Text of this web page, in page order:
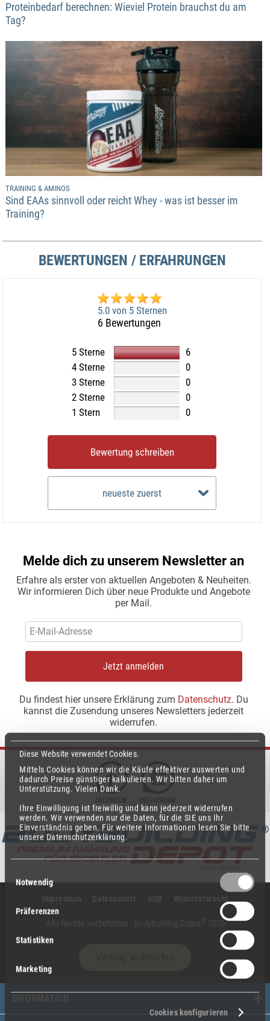
Diese Website verwendet Cookies.
Mittels Cookies können wir die Käufe effektiver auswerten und
dadurch Preise günstiger kalkulieren. Wir bitten daher um
Unterstützung. Vielen Dank.
Ihre Einwilligung ist freiwillig und kann jederzeit widerrufen
werden. Wir verwenden nur die Daten, für die SIE uns Ihr
Einverständnis geben. Für weitere Informationen lesen Sie bitte
unsere Datenschutzerklärung.
Notwendig
Präferenzen
Statistiken
Marketing
Cookies konfigurieren
Proteinbedarf berechnen: Wieviel Protein brauchst du am
Tag?
TRAINING & AMINOS
Sind EAAs sinnvoll oder reicht Whey - was ist besser im
Training?
BEWERTUNGEN / ERFAHRUNGEN
5.0 von 5 Sternen
6 Bewertungen
5 Sterne
6
4 Sterne
0
3 Sterne
0
2 Sterne
0
1 Stern
0
Bewertung schreiben
neueste zuerst
Melde dich zu unserem Newsletter an
Erfahre als erster von aktuellen Angeboten & Neuheiten.
Wir informieren Dich über neue Produkte und Angebote
per Mail.
Jetzt anmelden
Du findest hier unsere Erklärung zum Datenschutz. Du
kannst die Zusendung unseres Newsletters jederzeit
widerrufen.
2026